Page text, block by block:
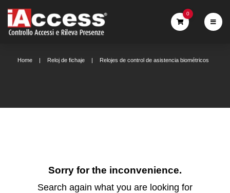
0
Home Reloj de fichaje Relojes de control de asistencia biométricos
Sorry for the inconvenience.
Search again what you are looking for